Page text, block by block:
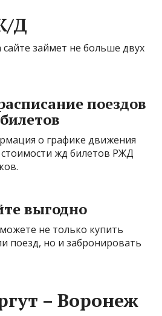
Д
займет не больше двух
поездов
о графике движения
жд билетов РЖД
выгодно
не только купить
поезд, но и забронировать
– Воронеж